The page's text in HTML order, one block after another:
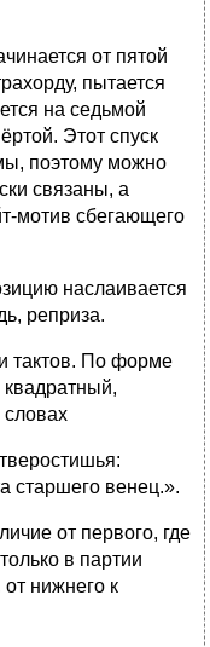
от пятой
пытается
на седьмой
Этот спуск
поэтому можно
связаны, а
мотив сбегающего
наслаивается
реприза.
тактов. По форме
квадратный,
старшего венец.».
от первого, где
в партии
нижнего к